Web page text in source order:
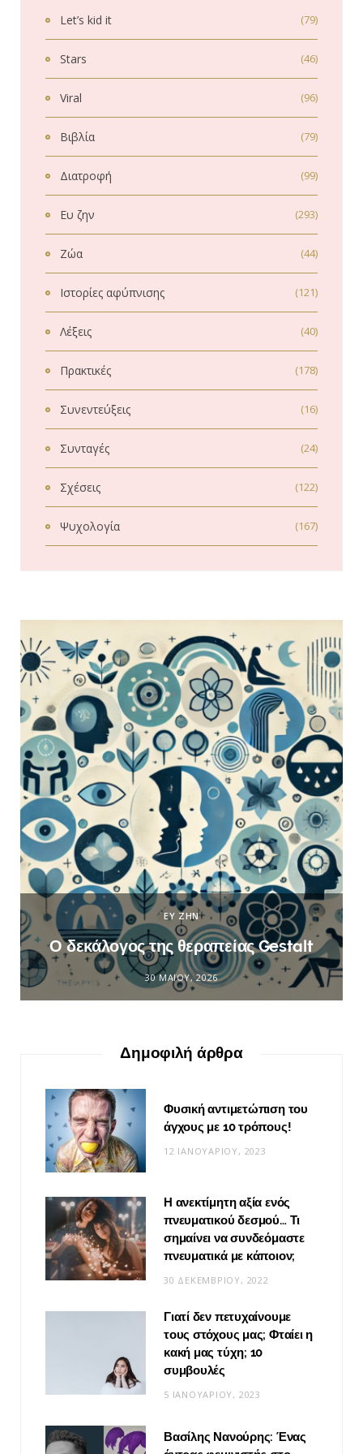
Let’s kid it (79)
Stars (46)
Viral (96)
Βιβλία (79)
Διατροφή (99)
Ευ ζην (293)
Ζώα (44)
Ιστορίες αφύπνισης (121)
Λέξεις (40)
Πρακτικές (178)
Συνεντεύξεις (16)
Συνταγές (24)
Σχέσεις (122)
Ψυχολογία (167)
ΕΥ ΖΗΝ
Ο δεκάλογος της θεραπείας Gestalt
30 ΜΑΪ́ΟΥ, 2026
Δημοφιλή άρθρα
Φυσική αντιμετώπιση του
άγχους με 10 τρόπους!
12 ΙΑΝΟΥΑΡΊΟΥ, 2023
Η ανεκτίμητη αξία ενός
πνευματικού δεσμού… Τι
σημαίνει να συνδεόμαστε
πνευματικά με κάποιον;
30 ΔΕΚΕΜΒΡΊΟΥ, 2022
Γιατί δεν πετυχαίνουμε
τους στόχους μας; Φταίει η
κακή μας τύχη; 10
συμβουλές
5 ΙΑΝΟΥΑΡΊΟΥ, 2023
Βασίλης Νανούρης: Ένας